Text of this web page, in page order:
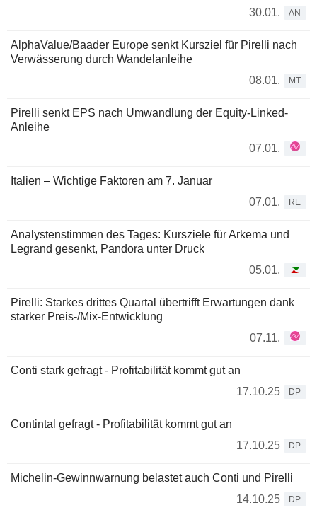
30.01.
AN
AlphaValue/Baader Europe senkt Kursziel für Pirelli nach
Verwässerung durch Wandelanleihe
08.01.
MT
Pirelli senkt EPS nach Umwandlung der Equity-Linked-
Anleihe
07.01.
Italien – Wichtige Faktoren am 7. Januar
07.01.
RE
Analystenstimmen des Tages: Kursziele für Arkema und
Legrand gesenkt, Pandora unter Druck
05.01.
Pirelli: Starkes drittes Quartal übertrifft Erwartungen dank
starker Preis-/Mix-Entwicklung
07.11.
Conti stark gefragt - Profitabilität kommt gut an
17.10.25
DP
Contintal gefragt - Profitabilität kommt gut an
17.10.25
DP
Michelin-Gewinnwarnung belastet auch Conti und Pirelli
14.10.25
DP